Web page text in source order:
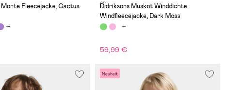
Fleecejacke, Cactus
(1)
Didriksons Muskot Winddichte
Windfleecejacke, Dark Moss
59,99 €
Neuheit